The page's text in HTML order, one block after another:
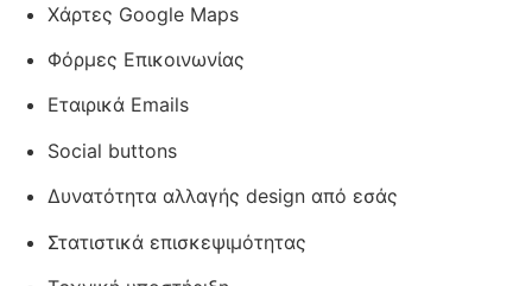
Χάρτες Google Maps
Φόρμες Επικοινωνίας
Εταιρικά Emails
Social buttons
Δυνατότητα αλλαγής design από εσάς
Στατιστικά επισκεψιμότητας